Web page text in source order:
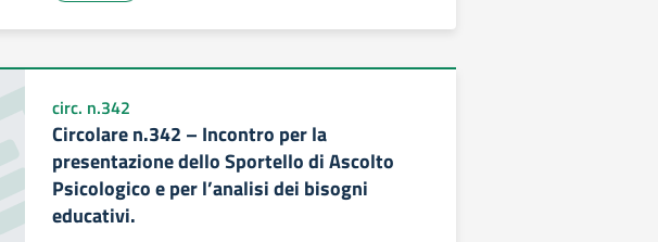
circ. n.342
Circolare n.342 – Incontro per la
presentazione dello Sportello di Ascolto
Psicologico e per l’analisi dei bisogni
educativi.